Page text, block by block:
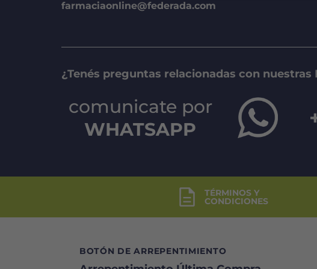
farmaciaonline@federada.com
¿Tenés preguntas relacionadas con nuestras
comunicate por
WHATSAPP
TÉRMINOS Y
CONDICIONES
BOTÓN DE ARREPENTIMIENTO